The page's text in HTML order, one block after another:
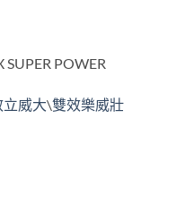
POWER
立威大\雙效樂威壯